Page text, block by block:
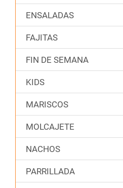
ENSALADAS
FAJITAS
FIN DE SEMANA
KIDS
MARISCOS
MOLCAJETE
NACHOS
PARRILLADA